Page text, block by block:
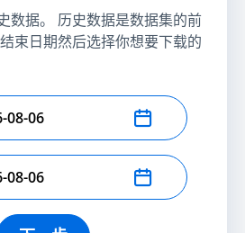
数据。 历史数据是数据集的前
束日期然后选择你想要下载的